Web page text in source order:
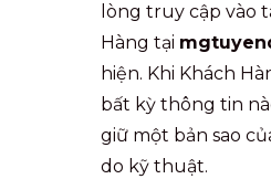
lòng truy cập vào
Hàng tại
hiện. Khi Khách
bất kỳ thông tin
giữ một bản sao
do kỹ thuật.